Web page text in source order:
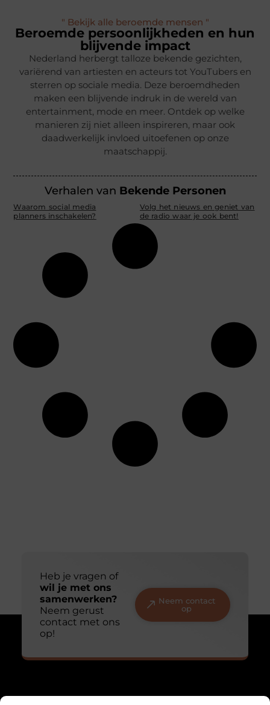
" Bekijk alle beroemde mensen "
Beroemde persoonlijkheden en hun
blijvende impact
Nederland herbergt talloze bekende gezichten,
variërend van artiesten en acteurs tot YouTubers en
sterren op sociale media. Deze beroemdheden
maken een blijvende indruk in de wereld van
entertainment, mode en meer. Ontdek op welke
manieren zij niet alleen inspireren, maar ook
daadwerkelijk invloed uitoefenen op onze
maatschappij.
Verhalen van Bekende Personen
Waarom social media
planners inschakelen?
Volg het nieuws en geniet van
de radio waar je ook bent!
Heb je vragen of
wil je met ons
samenwerken?
Neem gerust
contact met ons
op!
Neem contact
op